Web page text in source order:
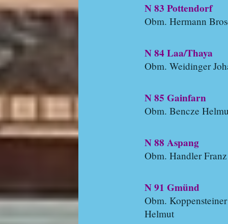
N 83 Pottendorf
Obm. Hermann
N 84 Laa/Thaya
Obm. Weidinger
N 85 Gainfarn
Obm. Bencze
N 88 Aspang
Obm. Handler Franz
N 91 Gmünd
Obm. Koppensteiner
Helmut